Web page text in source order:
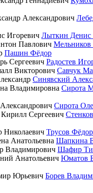
Лыткин Денис
Пашин Фёдор
Радостев
Савчук
Синявский
Сирота
Сирота
Трусов
Шапкина
Шафир
Юматов
Борев